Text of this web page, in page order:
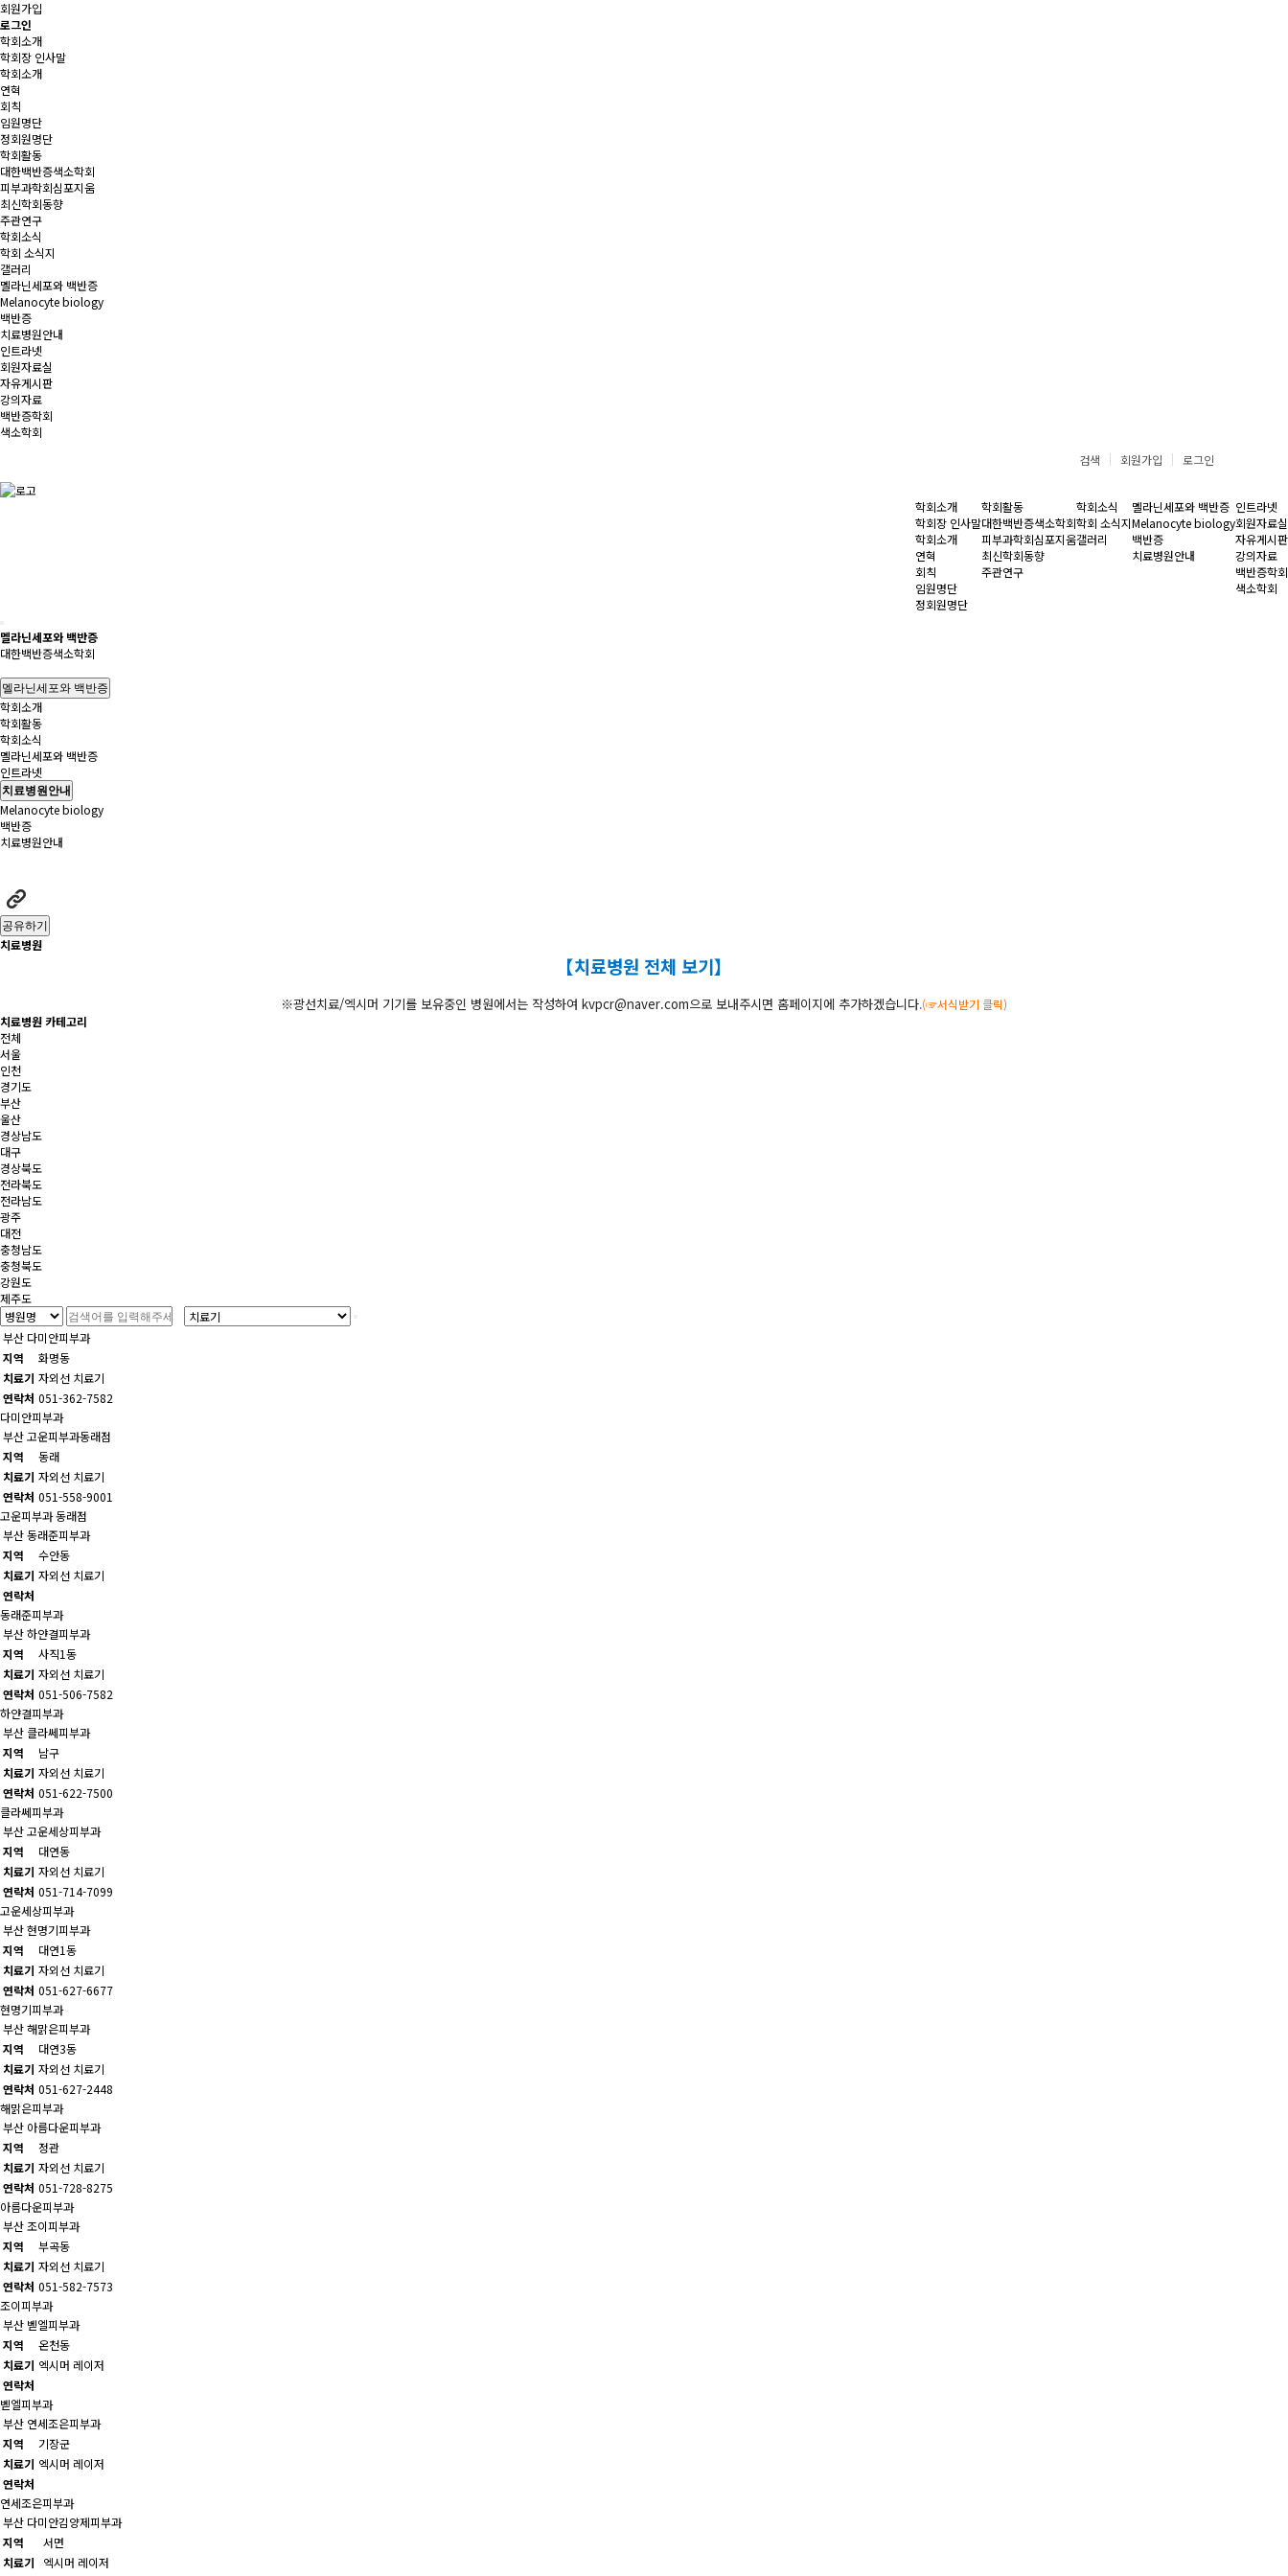
회원가입
로그인
학회소개
학회장 인사말
학회소개
연혁
회칙
임원명단
정회원명단
학회활동
대한백반증색소학회
피부과학회심포지움
최신학회동향
주관연구
학회소식
학회 소식지
갤러리
멜라닌세포와 백반증
Melanocyte biology
백반증
치료병원안내
인트라넷
회원자료실
자유게시판
강의자료
백반증학회
색소학회
검색
회원가입 로그인
학회소개
학회장 인사말
학회소개
연혁
회칙
임원명단
정회원명단
학회활동
대한백반증색소학회
피부과학회심포지움
최신학회동향
주관연구
학회소식
학회 소식지
갤러리
멜라닌세포와 백반증
Melanocyte biology
백반증
치료병원안내
인트라넷
회원자료실
자유게시판
강의자료
백반증학회
색소학회
멜라닌세포와 백반증
대한백반증색소학회
멜라닌세포와 백반증
학회소개
학회활동
학회소식
멜라닌세포와 백반증
인트라넷
치료병원안내
Melanocyte biology
백반증
치료병원안내
공유하기
치료병원
【치료병원 전체 보기】
※광선치료/엑시머 기기를 보유중인 병원에서는 작성하여 kvpcr@naver.com으로 보내주시면 홈페이지에 추가하겠습니다.(☞서식받기 클릭)
치료병원 카테고리
전체
서울
인천
경기도
부산
울산
경상남도
대구
경상북도
전라북도
전라남도
광주
대전
충청남도
충청북도
강원도
제주도
부산 다미안피부과
지역
화명동
치료기 자외선 치료기
연락처 051-362-7582
다미안피부과
부산고운피부과동래점
지역
동래
치료기 자외선 치료기
연락처 051-558-9001
고운피부과 동래점
부산동래준피부과
지역
수안동
치료기 자외선 치료기
연락처
동래준피부과
부산하얀결피부과
지역
사직1동
치료기 자외선 치료기
연락처 051-506-7582
하얀결피부과
부산 클라쎄피부과
지역
남구
치료기 자외선 치료기
연락처 051-622-7500
클라쎄피부과
부산고운세상피부과
지역
대연동
치료기 자외선 치료기
연락처 051-714-7099
고운세상피부과
부산현명기피부과
지역
대연1동
치료기 자외선 치료기
연락처 051-627-6677
현명기피부과
부산해맑은피부과
지역
대연3동
치료기 자외선 치료기
연락처 051-627-2448
해맑은피부과
부산 아름다운피부과
지역
정관
치료기 자외선 치료기
연락처 051-728-8275
아름다운피부과
부산조이피부과
지역
부곡동
치료기 자외선 치료기
연락처 051-582-7573
조이피부과
부산 벧엘피부과
지역
온천동
치료기 엑시머 레이저
연락처
벧엘피부과
부산 연세조은피부과
지역
기장군
치료기 엑시머 레이저
연락처
연세조은피부과
부산 다미안김양제피부과
지역
서면
치료기
엑시머 레이저